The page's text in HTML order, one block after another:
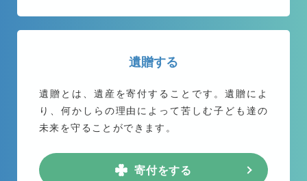
遺贈する
遺贈とは、遺産を寄付することです。遺贈によ
り、何かしらの理由によって苦しむ子ども達の
未来を守ることができます。
寄付をする